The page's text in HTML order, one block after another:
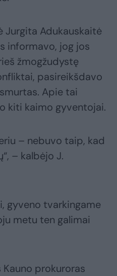
Jurgita Adukauskaitė
informavo, jog jos
žmogžudystę
pasireikšdavo
Apie tai
kiti kaimo gyventojai.
– nebuvo taip, kad
– kalbėjo J.
gyveno tvarkingame
metu ten galimai
prokuroras